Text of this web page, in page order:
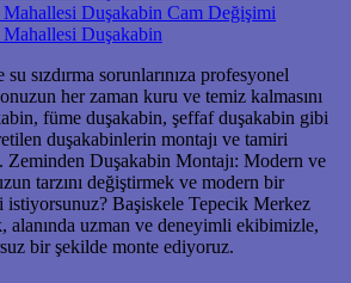
Mahallesi Duşakabin Cam Değişimi
Duşakabin
sızdırma sorunlarınıza profesyonel
her zaman kuru ve temiz kalmasını
füme duşakabin, şeffaf duşakabin gibi
duşakabinlerin montajı ve tamiri
Zeminden Duşakabin Montajı: Modern ve
tarzını değiştirmek ve modern bir
istiyorsunuz? Başiskele Tepecik Merkez
alanında uzman ve deneyimli ekibimizle,
bir şekilde monte ediyoruz.